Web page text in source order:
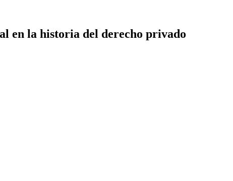
en la historia del derecho privado